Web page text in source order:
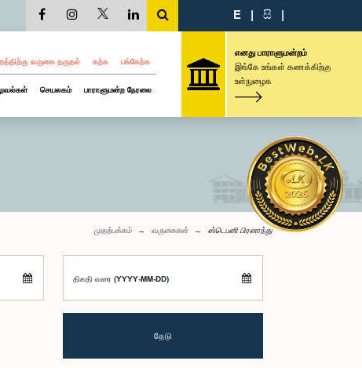
E | සි |
வருகை தருதல் கற்க பங்கேற்க
செயலகம் பாராளுமன்ற நேரலை
எனது பாராளுமன்றம்
இங்கே உங்கள் கணக்கிற்கு
உள்நுழைக
முதற்பக்கம் வருகைகள் ஸ்டெபனி பிரனாந்து
திகதி வரை (YYYY-MM-DD)
தேடு